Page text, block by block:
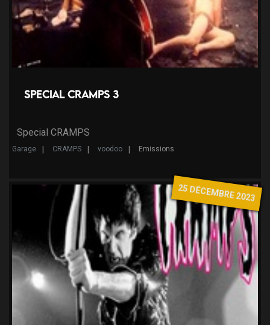
Special CRAMPS 3
Special CRAMPS
Garage CRAMPS voodoo Emissions
25 DÉCEMBRE 2023